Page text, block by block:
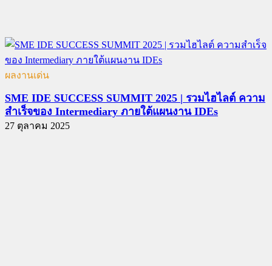
ผลงานเด่น
SME IDE SUCCESS SUMMIT 2025 | รวมไฮไลต์ ความ
สำเร็จของ Intermediary ภายใต้แผนงาน IDEs
27 ตุลาคม 2025